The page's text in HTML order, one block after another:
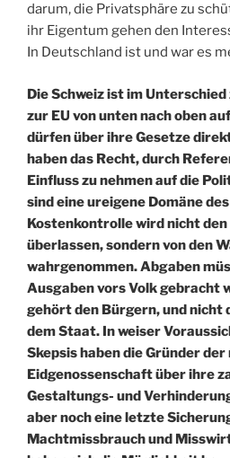
darum, die Privatsphäre zu
ihr Eigentum gehen den
In Deutschland ist und war es
Die Schweiz ist im
zur EU von unten nach oben
dürfen über ihre Gesetze
haben das Recht, durch
Einfluss zu nehmen auf die
sind eine ureigene Domäne
Kostenkontrolle wird nicht
überlassen, sondern von den
wahrgenommen. Abgaben
Ausgaben vors Volk gebracht
gehört den Bürgern, und nicht
dem Staat. In weiser
Skepsis haben die Gründer
Eidgenossenschaft über ihre
Gestaltungs- und
aber noch eine letzte
Machtmissbrauch und